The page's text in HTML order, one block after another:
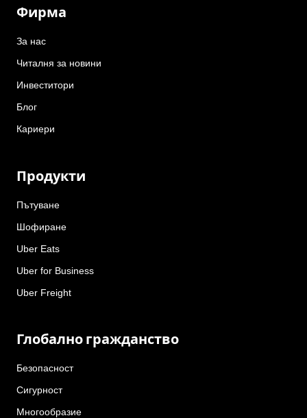
Фирма
За нас
Читалня за новини
Инвеститори
Блог
Кариери
Продукти
Пътуване
Шофиране
Uber Eats
Uber for Business
Uber Freight
Глобално гражданство
Безопасност
Сигурност
Многообразие